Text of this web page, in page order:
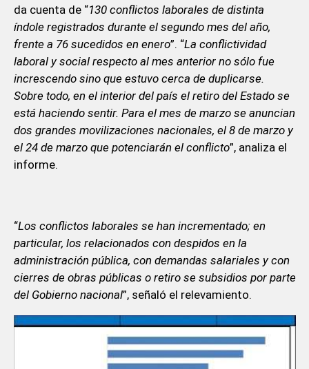
da cuenta de “130 conflictos laborales de distinta
índole registrados durante el segundo mes del año,
frente a 76 sucedidos en enero”. “La conflictividad
laboral y social respecto al mes anterior no sólo fue
increscendo sino que estuvo cerca de duplicarse.
Sobre todo, en el interior del país el retiro del Estado se
está haciendo sentir. Para el mes de marzo se anuncian
dos grandes movilizaciones nacionales, el 8 de marzo y
el 24 de marzo que potenciarán el conflicto”, analiza el
informe.
“Los conflictos laborales se han incrementado; en
particular, los relacionados con despidos en la
administración pública, con demandas salariales y con
cierres de obras públicas o retiro se subsidios por parte
del Gobierno nacional”, señaló el relevamiento.